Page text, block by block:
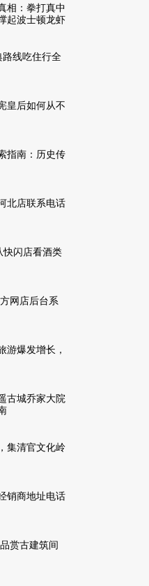
相：拳打真中
起波士顿龙虾
线吃住行全
皇后如何从不
指南：历史传
北店联系电话
闪店看酒类
网店后台系
游爆发增长，
古城乔家大院
集清官文化岭
销商地址电话
赏古建筑间